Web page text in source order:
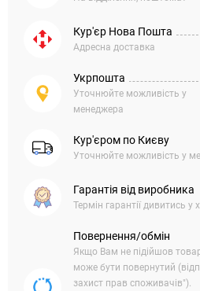
Кур'єр Нова Пошта
Адресна доставка
Укрпошта
Уточнюйте можливість у
менеджера
Кур'єром по Києву
Уточнюйте можливість у
Гарантія від виробника
Термін гарантії дивитись у
Повернення/обмін
Якщо Вам не підійшов
може бути повернутий
захист прав споживачів").